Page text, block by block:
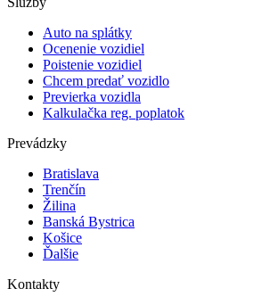
Auto na splátky
Ocenenie vozidiel
Poistenie vozidiel
Chcem predať vozidlo
Previerka vozidla
Kalkulačka reg. poplatok
Prevádzky
Bratislava
Trenčín
Žilina
Banská Bystrica
Košice
Ďalšie
Kontakty